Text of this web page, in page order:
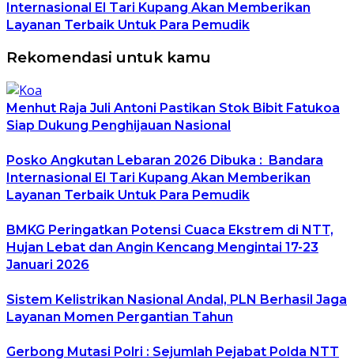
Internasional El Tari Kupang Akan Memberikan
Layanan Terbaik Untuk Para Pemudik
Rekomendasi untuk kamu
Menhut Raja Juli Antoni Pastikan Stok Bibit Fatukoa
Siap Dukung Penghijauan Nasional
Posko Angkutan Lebaran 2026 Dibuka : Bandara
Internasional El Tari Kupang Akan Memberikan
Layanan Terbaik Untuk Para Pemudik
BMKG Peringatkan Potensi Cuaca Ekstrem di NTT,
Hujan Lebat dan Angin Kencang Mengintai 17-23
Januari 2026
Sistem Kelistrikan Nasional Andal, PLN Berhasil Jaga
Layanan Momen Pergantian Tahun
Gerbong Mutasi Polri : Sejumlah Pejabat Polda NTT